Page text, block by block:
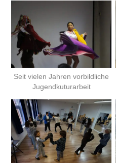
Seit vielen Jahren vorbildliche
Jugendkuturarbeit